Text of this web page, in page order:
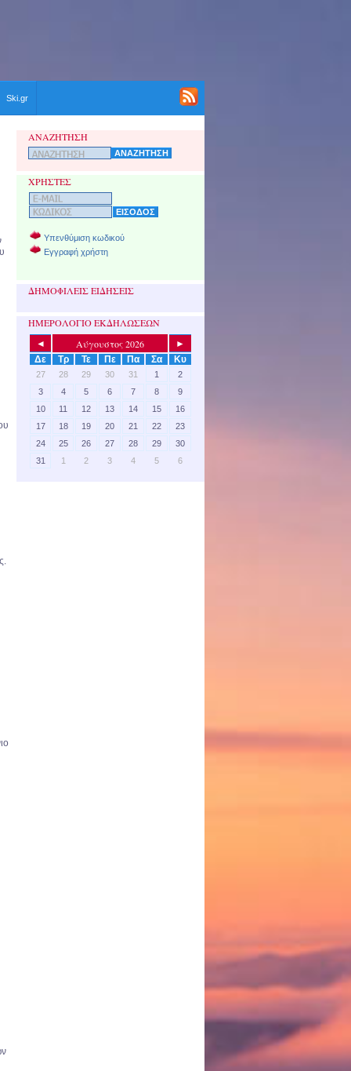
Ski.gr
ΑΝΑΖΗΤΗΣΗ
ΧΡΗΣΤΕΣ
Υπενθύμιση κωδικού
Εγγραφή χρήστη
ΔΗΜΟΦΙΛΕΙΣ ΕΙΔΗΣΕΙΣ
ΗΜΕΡΟΛΟΓΙΟ ΕΚΔΗΛΩΣΕΩΝ
◄ Αύγουστος 2026
►
Δε
Τρ Τε Πε Πα Σα Κυ
27 28 29 30 31 1
2
3
4 5 6 7 8
9
10
11 12 13 14 15
16
17
18 19 20 21 22
23
24
25 26 27 28 29
30
31
1 2 3 4 5 6